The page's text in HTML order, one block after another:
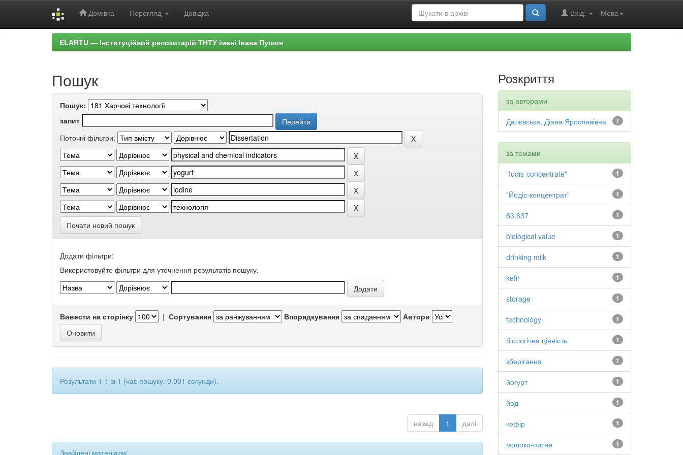
Домівка Перегляд Довідка Мова
Вхід:
ELARTU — Інституційний репозитарій ТНТУ імені Івана Пулюя
Пошук
Пошук:
запит
Поточні фільтри:
Почати новий пошук
Додати фільтри:
Використовуйте фільтри для уточнення результатів пошуку.
Вивести на сторінку | Сортування Впорядкування Автори
Результати 1-1 зі 1 (час пошуку: 0.001 секунди).
назад 1 далі
Знайдені матеріали:
Розкриття
за авторами
1
Далєвська, Діана Ярославівна
за темами
1
"Iodis-concentrate"
1
"Йодіс-концентрат"
1
63.637
1
biological value
1
drinking milk
1
kefir
1
storage
1
technology
1
біологічна цінність
1
зберігання
1
йогурт
1
йод
1
кефір
1
молоко-питне